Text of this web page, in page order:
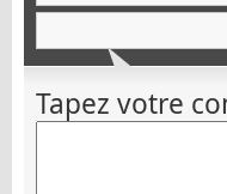
Tapez votre